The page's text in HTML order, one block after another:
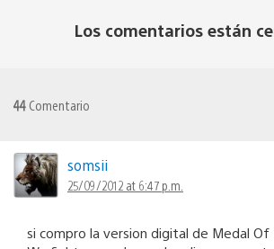
Los comentarios están
44 Comentario
somsii
25/09/2012 at 6:47 p.m.
si compro la version digital de Medal Of